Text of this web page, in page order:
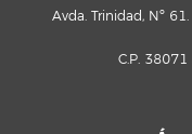
Avda. Trinidad, Nº
C.P. 38071